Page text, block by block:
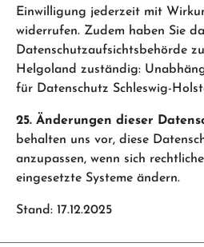
Einwilligung jederzeit mit
widerrufen. Zudem haben Sie
Datenschutzaufsichtsbehörde
Helgoland zuständig:
für Datenschutz Schleswig-
25. Änderungen dieser
behalten uns vor, diese
anzupassen, wenn sich
eingesetzte Systeme ändern.
Stand: 17.12.2025